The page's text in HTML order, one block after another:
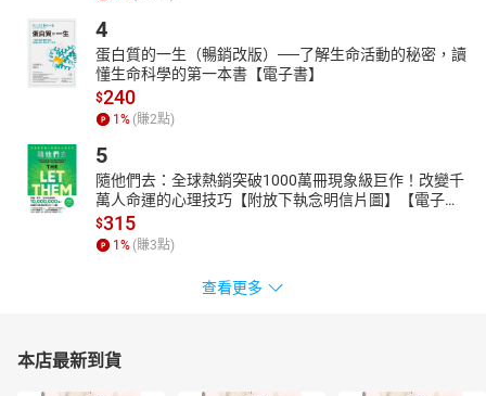
任廣播電台節目主持人、新聞主播，近年專職各類廣告、有聲書配
音。並成功經營【我們家的睡前故事】FB粉專、YOUTUBE、
PODCAST頻道。
PODCAST並獲2021 KKBOX年度百大節目殊榮，收聽名次及下載數
均名列前茅，深受家長及小朋友的歡迎。
同時也是Starworld FOX 緯來電視網…等各大電視台「頻道廣告代言
人聲」。康軒學習雜誌、均一教育網、跟我學日語等有聲學習教材
指定配音員。作品無數，並受邀至各大企業及校園進行聲音訓練課
程及經驗分享。
4
蛋白質的一生（暢銷改版）──了解生命活動的秘密，讀
懂生命科學的第一本書【電子書】
$240
1 % (賺2點)
5
隨他們去：全球熱銷突破1000萬冊現象級巨作！改變千
萬人命運的心理技巧【附放下執念明信片圖】【電子
書】
$315
1 % (賺3點)
查看更多
本店最新到貨